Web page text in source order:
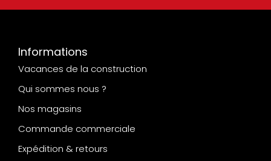
Informations
Vacances de la construction
Qui sommes nous ?
Nos magasins
Commande commerciale
Expédition & retours